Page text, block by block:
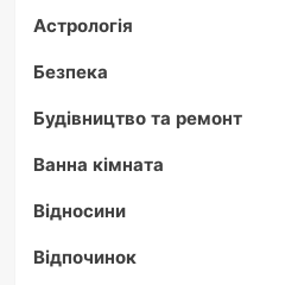
Астрологія
Безпека
Будівництво та ремонт
Ванна кімната
Відносини
Відпочинок